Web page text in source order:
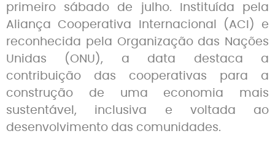
primeiro sábado de julho. Instituída pela
Aliança Cooperativa Internacional (ACI) e
reconhecida pela Organização das Nações
Unidas (ONU), a data destaca a
contribuição das cooperativas para a
construção de uma economia mais
sustentável, inclusiva e voltada ao
desenvolvimento das comunidades.